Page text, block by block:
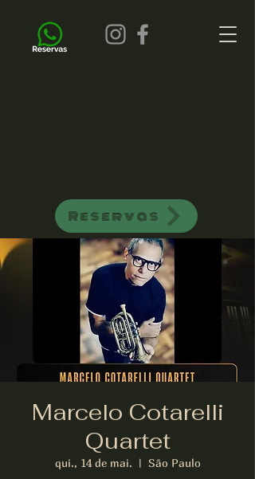
Reservas
Marcelo Cotarelli
Quartet
qui., 14 de mai.
  |
São Paulo